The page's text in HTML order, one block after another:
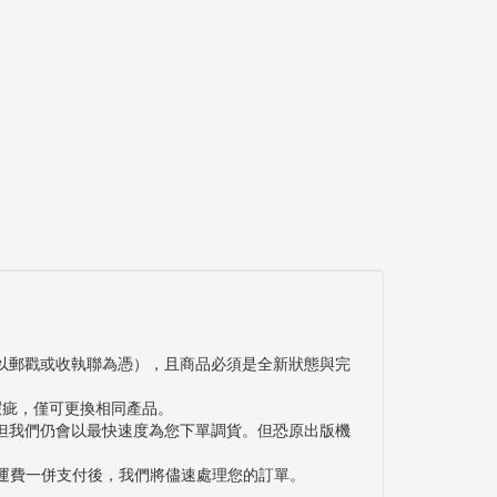
戳或收執聯為憑），且商品必須是全新狀態與完
，僅可更換相同產品。
們仍會以最快速度為您下單調貨。但恐原出版機
一併支付後，我們將儘速處理您的訂單。